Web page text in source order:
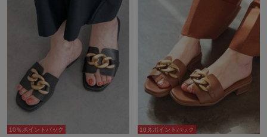
10％ポイントバック
10％ポイントバック